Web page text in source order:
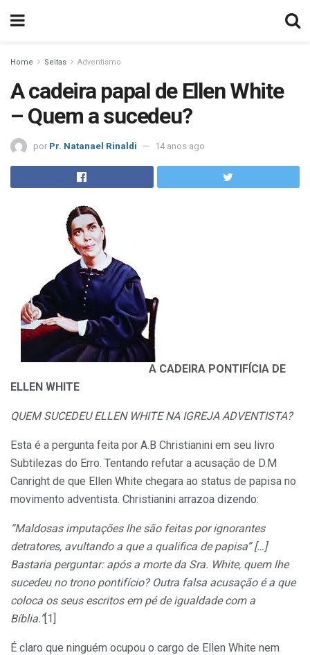
Home Seitas Adventismo
A cadeira papal de Ellen White
– Quem a sucedeu?
por Pr. Natanael Rinaldi 14 anos ago
A CADEIRA PONTIFÍCIA DE
ELLEN WHITE
QUEM SUCEDEU ELLEN WHITE NA IGREJA ADVENTISTA?
Esta é a pergunta feita por A.B Christianini em seu livro
Subtilezas do Erro. Tentando refutar a acusação de D.M
Canright de que Ellen White chegara ao status de papisa no
movimento adventista. Christianini arrazoa dizendo:
“Maldosas imputações lhe são feitas por ignorantes
detratores, avultando a que a qualifica de papisa” […]
Bastaria perguntar: após a morte da Sra. White, quem lhe
sucedeu no trono pontifício? Outra falsa acusação é a que
coloca os seus escritos em pé de igualdade com a
Bíblia.”[1]
É claro que ninguém ocupou o cargo de Ellen White nem